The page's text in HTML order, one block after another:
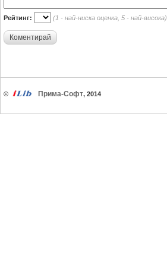
Рейтинг: (1 - най-ниска оценка, 5 - най-висока)
Коментирай
© Прима-Софт, 2014